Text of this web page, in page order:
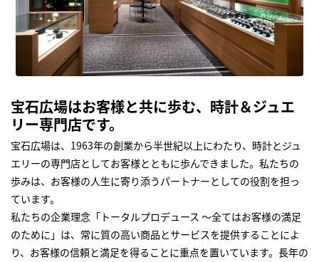
宝石広場はお客様と共に歩む、時計＆ジュエ
リー専門店です。
宝石広場は、1963年の創業から半世紀以上にわたり、時計とジュ
エリーの専門店としてお客様とともに歩んできました。私たちの
歩みは、お客様の人生に寄り添うパートナーとしての役割を担っ
ています。
私たちの企業理念「トータルプロデュース ～全てはお客様の満足
のために」は、常に質の高い商品とサービスを提供することによ
り、お客様の信頼と満足を得ることに重点を置いています。長年の